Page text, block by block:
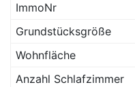
ImmoNr
Grundstücksgröße
Wohnfläche
Anzahl Schlafzimmer